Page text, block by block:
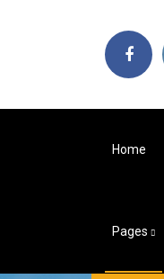
Home
Pages